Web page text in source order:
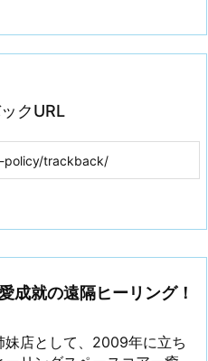
クURL
成就の遠隔ヒーリング！
店として、2009年に立ち